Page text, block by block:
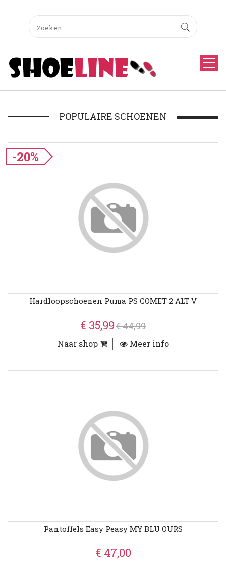
POPULAIRE SCHOENEN
-20%
Hardloopschoenen Puma PS COMET 2 ALT V
€ 35,99€ 44,99
Naar shop Meer info
Pantoffels Easy Peasy MY BLU OURS
€ 47,00